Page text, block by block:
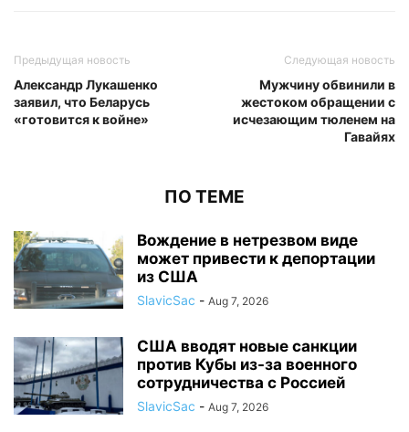
Предыдущая новость
Александр Лукашенко
заявил, что Беларусь
«готовится к войне»
Следующая новость
Мужчину обвинили в
жестоком обращении с
исчезающим тюленем на
Гавайях
ПО ТЕМЕ
Вождение в нетрезвом виде
может привести к депортации
из США
SlavicSac - Aug 7, 2026
США вводят новые санкции
против Кубы из-за военного
сотрудничества с Россией
SlavicSac - Aug 7, 2026